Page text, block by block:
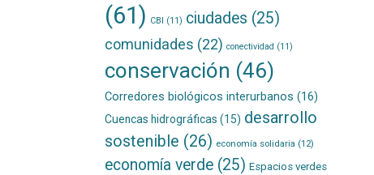
(61) CBI (11) ciudades (25)
comunidades (22) conectividad (11)
conservación (46)
Corredores biológicos interurbanos (16)
Cuencas hidrográficas (15) desarrollo
sostenible (26) economía solidaria (12)
economía verde(25) Espacios verdes